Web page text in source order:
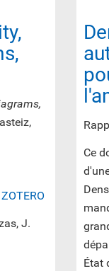
J.
Ce
État